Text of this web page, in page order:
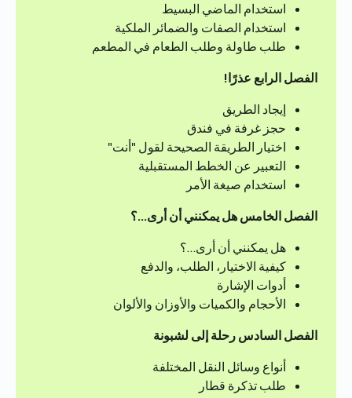
استخدام الماضي البسيط
استخدام الصفات والضمائر الملكية
طلب طاولة وطلب الطعام في المطعم
الفصل الرابع عذرًا!
إيجاد الطريق
حجز غرفة في فندق
اختيار الطريقة الصحيحة لقول "أنت"
التعبير عن الخطط المستقبلية
استخدام صيغة الأمر
الفصل الخامس هل يمكنني أن أرى…؟
هل يمكنني أن أرى…؟
كيفية الاختيار، الطلب، والدفع
أدوات الإشارة
الأحجام والكميات والأوزان والألوان
الفصل السادس رحلة إلى لشبونة
أنواع وسائل النقل المختلفة
طلب تذكرة قطار